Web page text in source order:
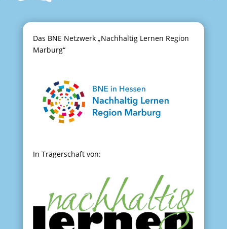
Das BNE Netzwerk „Nachhaltig Lernen Region
Marburg“
In Trägerschaft von: